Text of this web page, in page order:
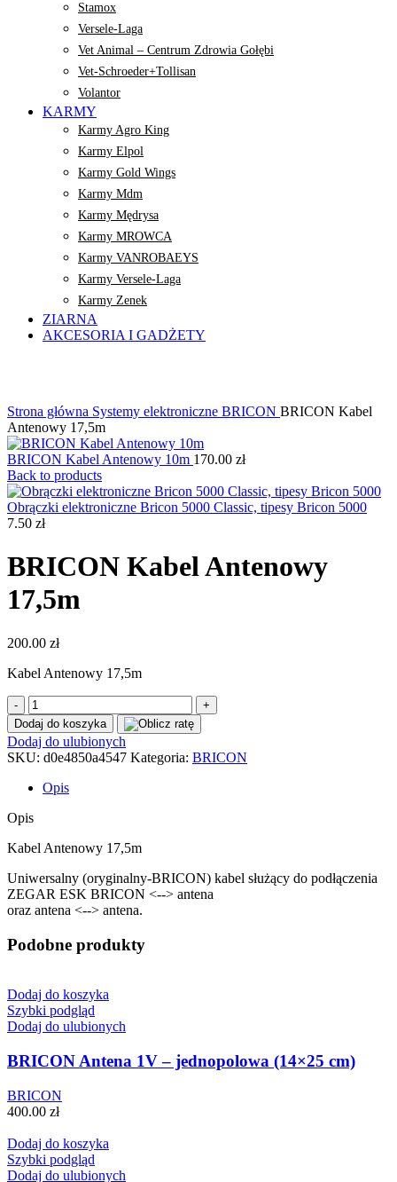
Stamox
Versele-Laga
Vet Animal – Centrum Zdrowia Gołębi
Vet-Schroeder+Tollisan
Volantor
KARMY
Karmy Agro King
Karmy Elpol
Karmy Gold Wings
Karmy Mdm
Karmy Mędrysa
Karmy MROWCA
Karmy VANROBAEYS
Karmy Versele-Laga
Karmy Zenek
ZIARNA
AKCESORIA I GADŻETY
Strona główna Systemy elektroniczne BRICON BRICON Kabel
Antenowy 17,5m
BRICON Kabel Antenowy 10m 170.00 zł
Back to products
Obrączki elektroniczne Bricon 5000 Classic, tipesy Bricon 5000
7.50 zł
BRICON Kabel Antenowy
17,5m
200.00 zł
Kabel Antenowy 17,5m
ilość
BRICON
Kabel
Antenowy
17,5m
Dodaj do koszyka
Dodaj do ulubionych
SKU: d0e4850a4547 Kategoria: BRICON
Opis
Opis
Kabel Antenowy 17,5m
Uniwersalny (oryginalny-BRICON) kabel służący do podłączenia
ZEGAR ESK BRICON <--> antena
oraz antena <--> antena.
Podobne produkty
Dodaj do koszyka
Szybki podgląd
Dodaj do ulubionych
BRICON Antena 1V – jednopolowa (14×25 cm)
BRICON
400.00 zł
Dodaj do koszyka
Szybki podgląd
Dodaj do ulubionych